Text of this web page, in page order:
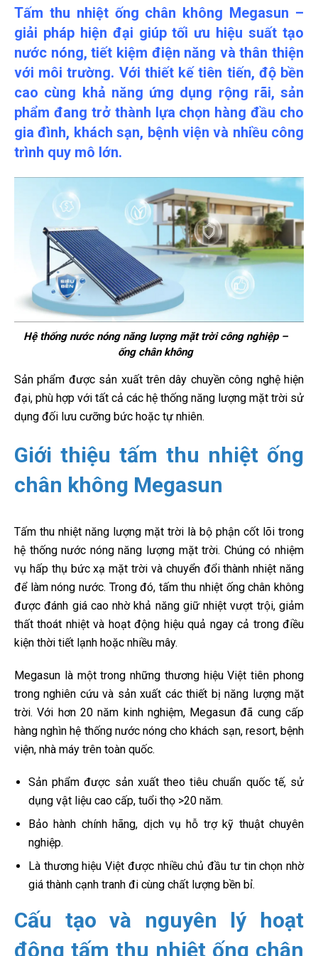
Tấm thu nhiệt ống chân không Megasun –
giải pháp hiện đại giúp tối ưu hiệu suất tạo
nước nóng, tiết kiệm điện năng và thân thiện
với môi trường. Với thiết kế tiên tiến, độ bền
cao cùng khả năng ứng dụng rộng rãi, sản
phẩm đang trở thành lựa chọn hàng đầu cho
gia đình, khách sạn, bệnh viện và nhiều công
trình quy mô lớn.
Hệ thống nước nóng năng lượng mặt trời công nghiệp –
ống chân không
Sản phẩm được sản xuất trên dây chuyền công nghệ hiện
đại, phù hợp với tất cả các hệ thống năng lượng mặt trời sử
dụng đối lưu cưỡng bức hoặc tự nhiên.
Giới thiệu tấm thu nhiệt ống
chân không Megasun
Tấm thu nhiệt năng lượng mặt trời là bộ phận cốt lõi trong
hệ thống nước nóng năng lượng mặt trời. Chúng có nhiệm
vụ hấp thụ bức xạ mặt trời và chuyển đổi thành nhiệt năng
để làm nóng nước. Trong đó, tấm thu nhiệt ống chân không
được đánh giá cao nhờ khả năng giữ nhiệt vượt trội, giảm
thất thoát nhiệt và hoạt động hiệu quả ngay cả trong điều
kiện thời tiết lạnh hoặc nhiều mây.
Megasun là một trong những thương hiệu Việt tiên phong
trong nghiên cứu và sản xuất các thiết bị năng lượng mặt
trời. Với hơn 20 năm kinh nghiệm, Megasun đã cung cấp
hàng nghìn hệ thống nước nóng cho khách sạn, resort, bệnh
viện, nhà máy trên toàn quốc.
Sản phẩm được sản xuất theo tiêu chuẩn quốc tế, sử
dụng vật liệu cao cấp, tuổi thọ >20 năm.
Bảo hành chính hãng, dịch vụ hỗ trợ kỹ thuật chuyên
nghiệp.
Là thương hiệu Việt được nhiều chủ đầu tư tin chọn nhờ
giá thành cạnh tranh đi cùng chất lượng bền bỉ.
Cấu tạo và nguyên lý hoạt
động tấm thu nhiệt ống chân